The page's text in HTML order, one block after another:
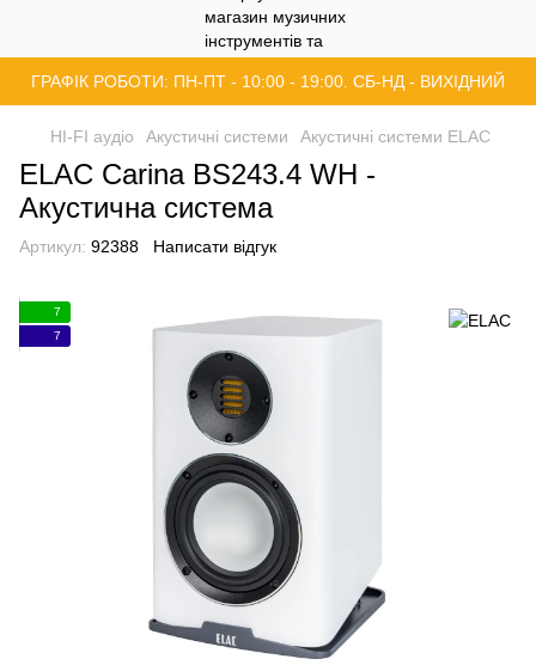
ГРАФІК РОБОТИ: ПН-ПТ - 10:00 - 19:00. СБ-НД - ВИХІДНИЙ
HI-FI аудіо Акустичні системи Акустичні системи ELAC
ELAC Carina BS243.4 WH -
Акустична система
Артикул: 92388 Написати відгук
7
7